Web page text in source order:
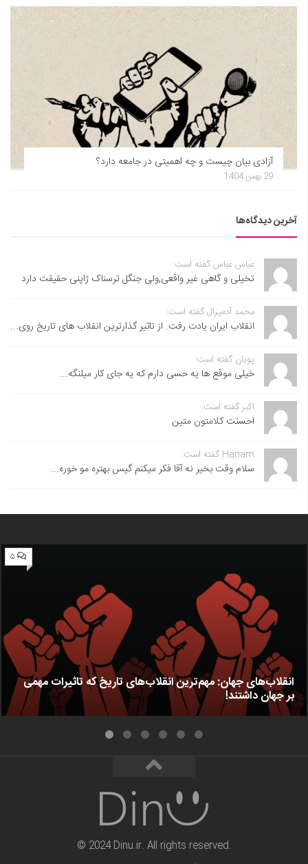
آزادی بیان چیست و چه اهمیتی در جامعه دارد؟
29 بهمن 1404
آخرین دیدگاه‌ها
عباس عباس گفته است:
تخیلی و گاهی غیر واقعی,ولی جنگل ترسناک ژاپنی حقیقت دارد
محمد آدمیرال گفته است:
انقلاب ایران یادت رفت. از تاثیر گذارترین انقلاب های تاریخ روی...
پویان گفته است:
خیلی موقع ها یه حسی دارم که یه جای کار میلنگه...
اکبر گفته است:
احسنت ‌کلامتون متین
Hanam گفته است:
سلام وقت بخیر نه آقا فکر میکنم گیس بهتره مو خوره...
۵
انقلاب‌های جهان: مهم‌ترین انقلاب‌های تاریخ که تاثیرات مهمی
بر جهان داشتند!
© 2024 Dinu.ir. All rights reserved.